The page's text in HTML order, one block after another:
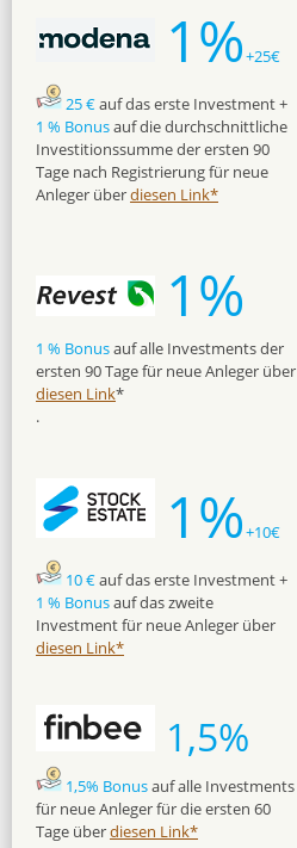
1%+25€
25 €auf das erste Investment +
1 % Bonusauf die durchschnittliche
Investitionssumme der ersten 90
Tage nach Registrierung für neue
Anleger überdiesen Link*
1%
1 % Bonusauf alle Investments der
ersten 90 Tage für neue Anleger über
diesen Link*
.
1%+10€
10 €auf das erste Investment +
1 % Bonusauf das zweite
Investment für neue Anleger über
diesen Link*
1,5%
1,5% Bonusauf alle Investments
für neue Anleger für die ersten 60
Tage überdiesen Link*